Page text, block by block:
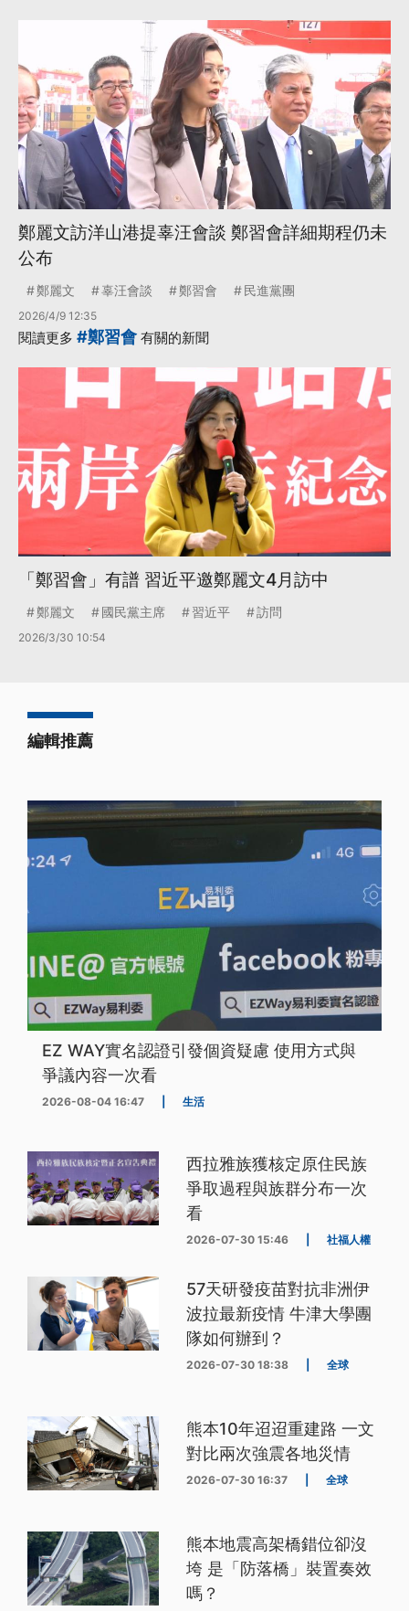
鄭麗文訪洋山港提辜汪會談 鄭習會詳細期程仍未
公布
鄭麗文 辜汪會談 鄭習會 民進黨團
2026/4/9 12:35
閱讀更多 #鄭習會 有關的新聞
「鄭習會」有譜 習近平邀鄭麗文4月訪中
鄭麗文 國民黨主席 習近平 訪問
2026/3/30 10:54
編輯推薦
EZ WAY實名認證引發個資疑慮 使用方式與
爭議內容一次看
2026-08-04 16:47 生活
西拉雅族獲核定原住民族
爭取過程與族群分布一次
看
2026-07-30 15:46 社福人權
57天研發疫苗對抗非洲伊
波拉最新疫情 牛津大學團
隊如何辦到？
2026-07-30 18:38 全球
熊本10年迢迢重建路 一文
對比兩次強震各地災情
2026-07-30 16:37 全球
熊本地震高架橋錯位卻沒
垮 是「防落橋」裝置奏效
嗎？